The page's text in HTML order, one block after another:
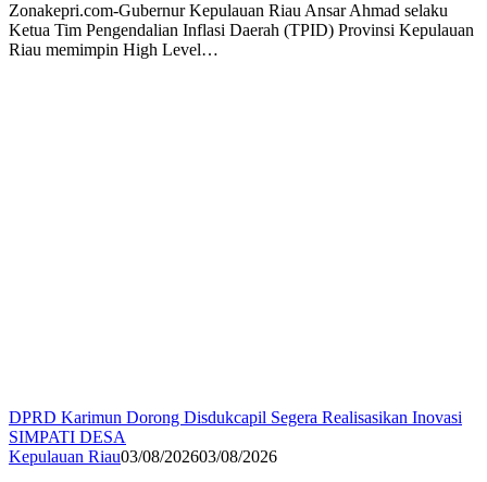
Zonakepri.com-Gubernur Kepulauan Riau Ansar Ahmad selaku
Ketua Tim Pengendalian Inflasi Daerah (TPID) Provinsi Kepulauan
Riau memimpin High Level…
DPRD Karimun Dorong Disdukcapil Segera Realisasikan Inovasi
SIMPATI DESA
Kepulauan Riau03/08/202603/08/2026